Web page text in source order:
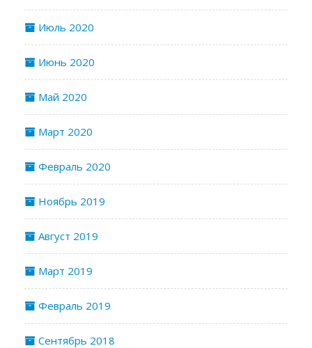
Июль 2020
Июнь 2020
Май 2020
Март 2020
Февраль 2020
Ноябрь 2019
Август 2019
Март 2019
Февраль 2019
Сентябрь 2018